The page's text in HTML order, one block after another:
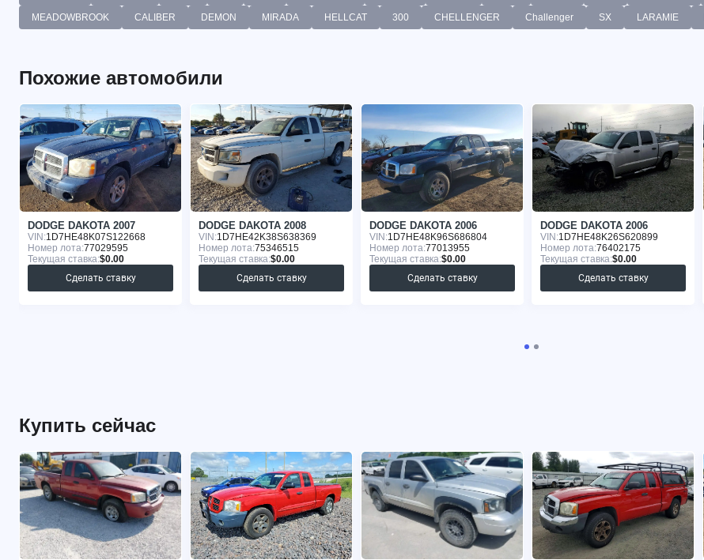
MEADOWBROOK CALIBER DEMON MIRADA HELLCAT 300 CHELLENGER Challenger SX LARAMIE
Похожие автомобили
DODGE DAKOTA 2007
VIN:1D7HE48K07S122668
Номер лота:77029595
Текущая ставка:$0.00
Сделать ставку
DODGE DAKOTA 2008
VIN:1D7HE42K38S638369
Номер лота:75346515
Текущая ставка:$0.00
Сделать ставку
DODGE DAKOTA 2006
VIN:1D7HE48K96S686804
Номер лота:77013955
Текущая ставка:$0.00
Сделать ставку
DODGE DAKOTA 2006
VIN:1D7HE48K26S620899
Номер лота:76402175
Текущая ставка:$0.00
Сделать ставку
Купить сейчас